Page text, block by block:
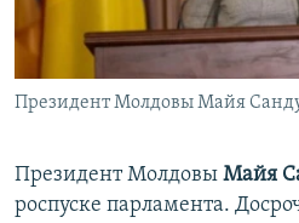
ПОБЕДИТЕЛЕЙ НЕ СУДЯТ?
ELIFBE
ПРИСОЕДИНЯЙТЕСЬ!
Все сайты RFE/RL
Президент Молдовы Майя
Президент Молдовы Майя
роспуске парламента.